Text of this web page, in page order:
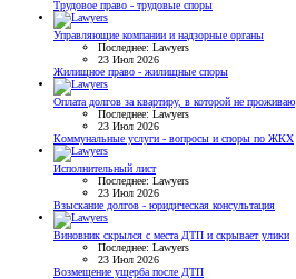
Трудовое право - трудовые споры
Управляющие компании и надзорные органы
Последнее: Lawyers
23 Июл 2026
Жилищное право - жилищные споры
Оплата долгов за квартиру, в которой не проживаю
Последнее: Lawyers
23 Июл 2026
Коммунальные услуги - вопросы и споры по ЖКХ
Исполнительный лист
Последнее: Lawyers
23 Июл 2026
Взыскание долгов - юридическая консультация
Виновник скрылся с места ДТП и скрывает улики
Последнее: Lawyers
23 Июл 2026
Возмещение ущерба после ДТП